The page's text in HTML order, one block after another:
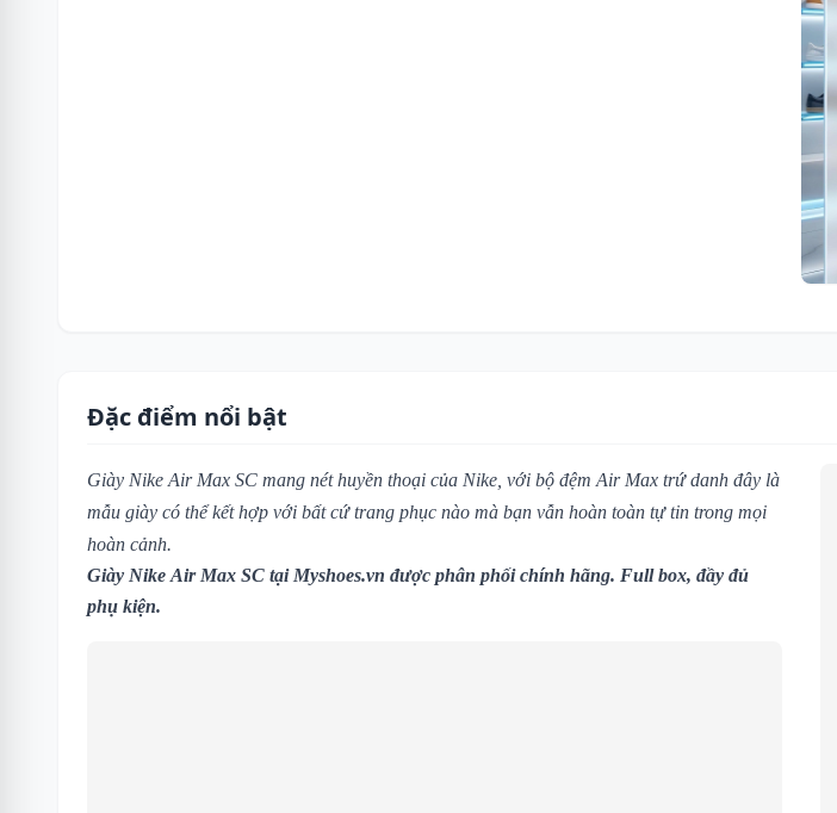
Đặc điểm nổi bật
Giày Nike Air Max SC mang nét huyền thoại của Nike, với bộ đệm Air Max trứ danh đây là
mẫu giày có thể kết hợp với bất cứ trang phục nào mà bạn vẫn hoàn toàn tự tin trong mọi
hoàn cảnh.
Giày Nike Air Max SC tại Myshoes.vn được phân phối chính hãng. Full box, đầy đủ
phụ kiện.